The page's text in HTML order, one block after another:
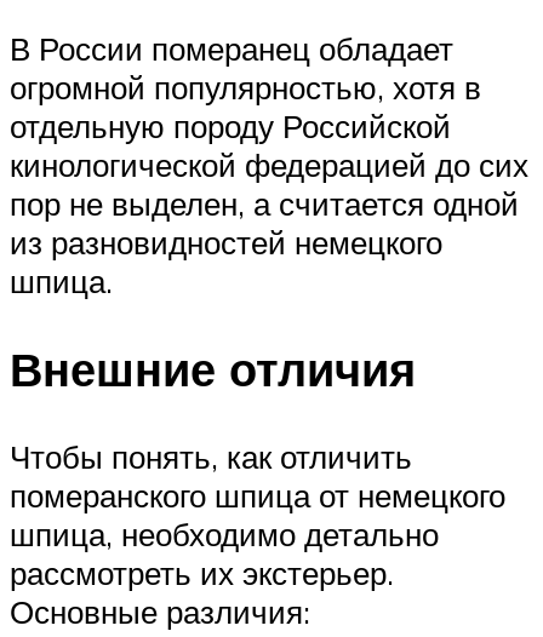
В России померанец обладает
огромной популярностью, хотя в
отдельную породу Российской
кинологической федерацией до сих
пор не выделен, а считается одной
из разновидностей немецкого
шпица.
Внешние отличия
Чтобы понять, как отличить
померанского шпица от немецкого
шпица, необходимо детально
рассмотреть их экстерьер.
Основные различия: